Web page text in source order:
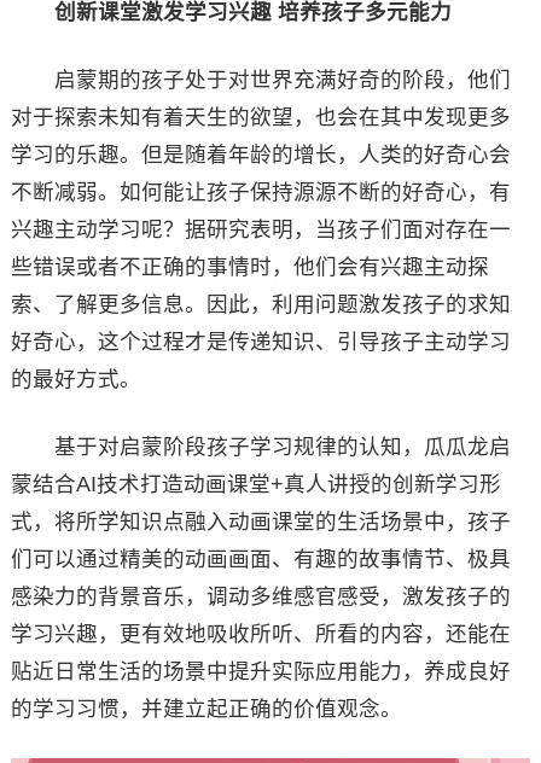
创新课堂激发学习兴趣 培养孩子多元能力
启蒙期的孩子处于对世界充满好奇的阶段，他们
对于探索未知有着天生的欲望，也会在其中发现更多
学习的乐趣。但是随着年龄的增长，人类的好奇心会
不断减弱。如何能让孩子保持源源不断的好奇心，有
兴趣主动学习呢？据研究表明，当孩子们面对存在一
些错误或者不正确的事情时，他们会有兴趣主动探
索、了解更多信息。因此，利用问题激发孩子的求知
好奇心，这个过程才是传递知识、引导孩子主动学习
的最好方式。
基于对启蒙阶段孩子学习规律的认知，瓜瓜龙启
蒙结合AI技术打造动画课堂+真人讲授的创新学习形
式，将所学知识点融入动画课堂的生活场景中，孩子
们可以通过精美的动画画面、有趣的故事情节、极具
感染力的背景音乐，调动多维感官感受，激发孩子的
学习兴趣，更有效地吸收所听、所看的内容，还能在
贴近日常生活的场景中提升实际应用能力，养成良好
的学习习惯，并建立起正确的价值观念。